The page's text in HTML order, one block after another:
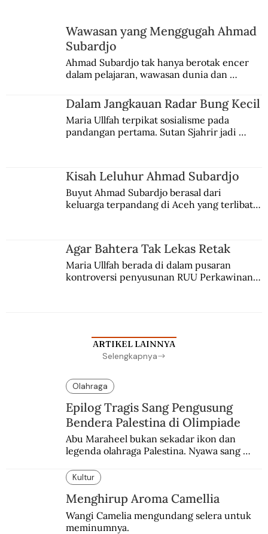
Menimbang Gunung Padang
Wawasan yang Menggugah Ahmad
Subardjo
Ahmad Subardjo tak hanya berotak encer
dalam pelajaran, wawasan dunia dan
Jules Verne, Multatuli, hingga Sun Yat-sen.
Dalam Jangkauan Radar Bung Kecil
Maria Ullfah terpikat sosialisme pada
pandangan pertama. Sutan Sjahrir jadi
Kisah Leluhur Ahmad Subardjo
Buyut Ahmad Subardjo berasal dari
keluarga terpandang di Aceh yang terlibat
Agar Bahtera Tak Lekas Retak
Maria Ullfah berada di dalam pusaran
kontroversi penyusunan RUU Perkawinan.
ARTIKEL LAINNYA
Selengkapnya
Olahraga
Epilog Tragis Sang Pengusung
Bendera Palestina di Olimpiade
Abu Maraheel bukan sekadar ikon dan
legenda olahraga Palestina. Nyawa sang
memblokade Rafah.
Kultur
Menghirup Aroma Camellia
Wangi Camelia mengundang selera untuk
meminumnya.